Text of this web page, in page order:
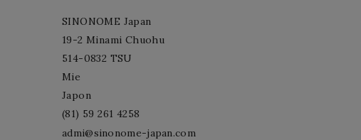
SINONOME Japan
19-2 Minami Chuohu
514-0832 TSU
Mie
Japon
(81) 59 261 4258
admi@sinonome-japan.com